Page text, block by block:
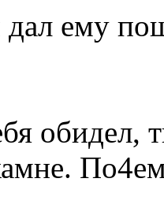
дал ему
обидел,